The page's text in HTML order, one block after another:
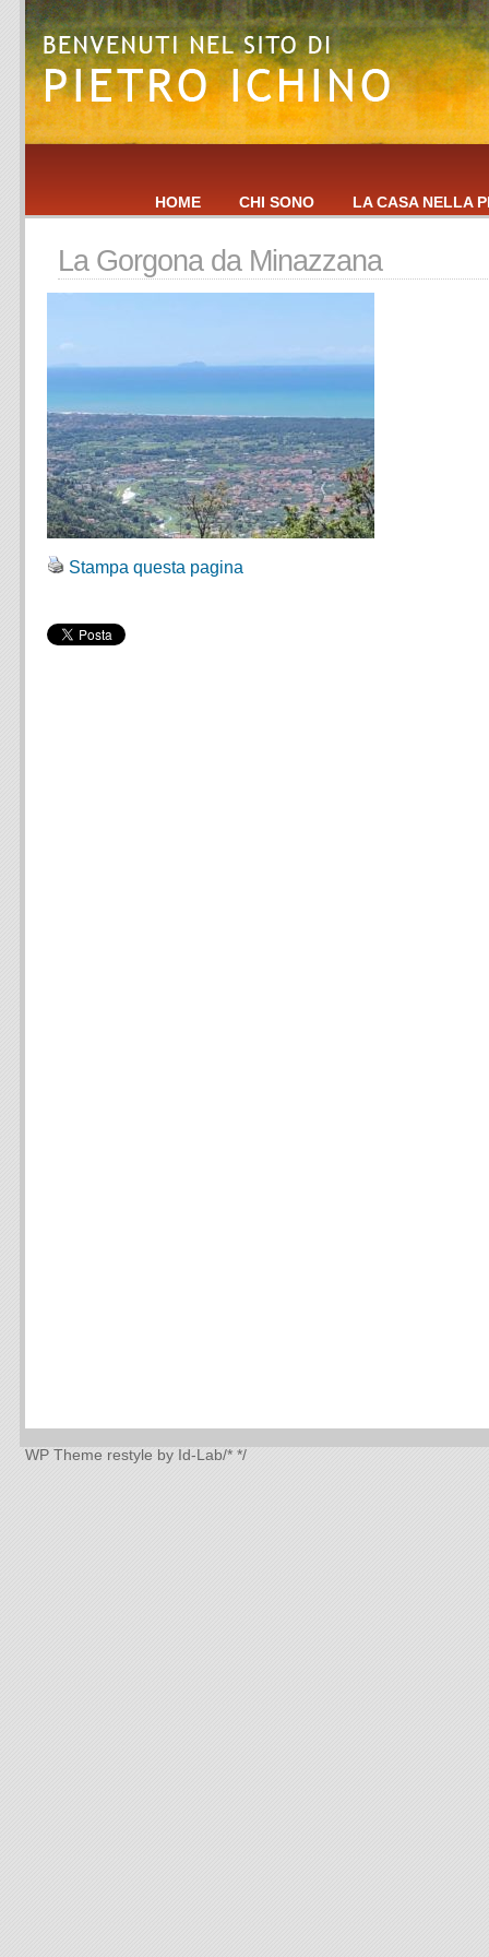
HOME CHI SONO LA CASA NELLA
La Gorgona da Minazzana
Stampa questa pagina
WP Theme restyle by Id-Lab/* */